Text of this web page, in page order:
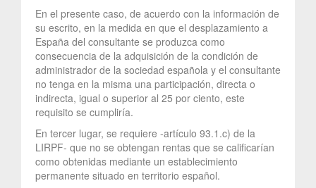
En el presente caso, de acuerdo con la información de
su escrito, en la medida en que el desplazamiento a
España del consultante se produzca como
consecuencia de la adquisición de la condición de
administrador de la sociedad española y el consultante
no tenga en la misma una participación, directa o
indirecta, igual o superior al 25 por ciento, este
requisito se cumpliría.
En tercer lugar, se requiere -artículo 93.1.c) de la
LIRPF- que no se obtengan rentas que se calificarían
como obtenidas mediante un establecimiento
permanente situado en territorio español.